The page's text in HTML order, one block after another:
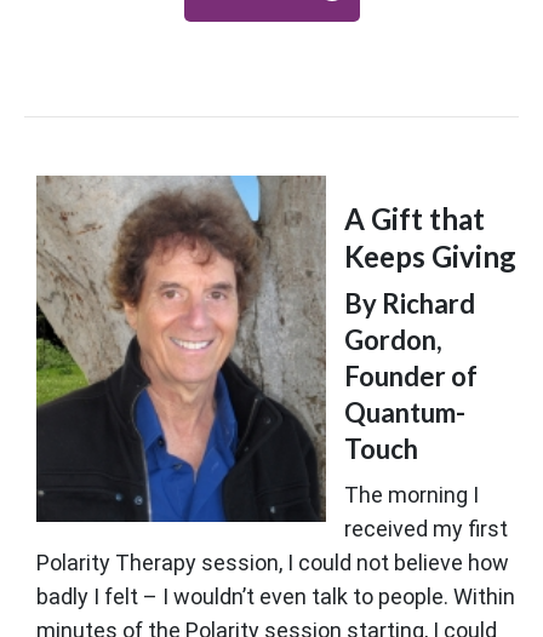
A Gift that
Keeps Giving
By Richard
Gordon,
Founder of
Quantum-
Touch
The morning I
received my first
Polarity Therapy session, I could not believe how
badly I felt – I wouldn’t even talk to people. Within
minutes of the Polarity session starting, I could